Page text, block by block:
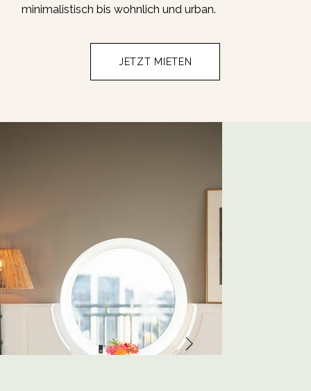
minimalistisch bis wohnlich und urban.
JETZT MIETEN